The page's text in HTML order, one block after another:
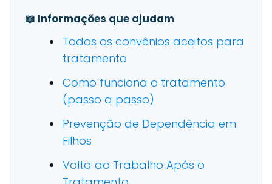
📖 Informações que ajudam
Todos os convênios aceitos para
tratamento
Como funciona o tratamento
(passo a passo)
Prevenção de Dependência em
Filhos
Volta ao Trabalho Após o